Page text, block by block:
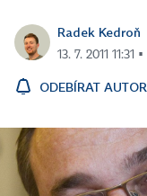
Radek Kedroň
13. 7. 2011 11:31
ODEBÍRAT